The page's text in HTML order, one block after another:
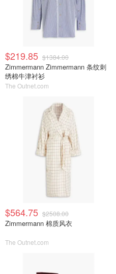
$219.85 $1384.00
Zimmermann Zimmermann 条纹刺
绣棉牛津衬衫
The Outnet.com
$564.75 $2508.00
Zimmermann 棉质风衣
The Outnet.com